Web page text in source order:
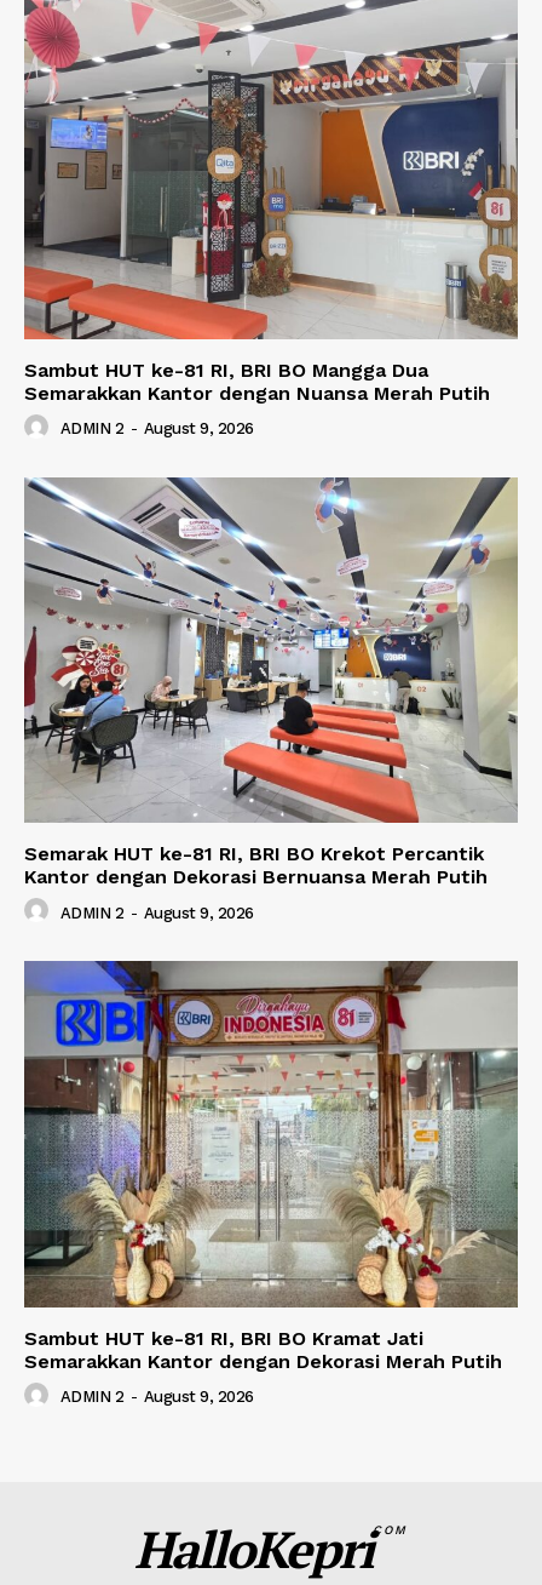
Sambut HUT ke-81 RI, BRI BO Mangga Dua
Semarakkan Kantor dengan Nuansa Merah Putih
ADMIN 2 - August 9, 2026
Semarak HUT ke-81 RI, BRI BO Krekot Percantik
Kantor dengan Dekorasi Bernuansa Merah Putih
ADMIN 2 - August 9, 2026
Sambut HUT ke-81 RI, BRI BO Kramat Jati
Semarakkan Kantor dengan Dekorasi Merah Putih
ADMIN 2 - August 9, 2026
HalloKepriCOM